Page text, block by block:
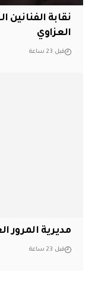
نقابة الفنانين
العزاوي
قبل 23 ساعة
مديرية المرور
قبل 23 ساعة